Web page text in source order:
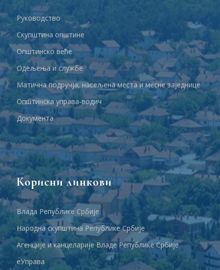
Руководство
Скупштина општине
Општинско веће
Одељења и службе
Матична подручја, насељена места и месне заједнице
Општинска управа-водич
Документа
Корисни линкови
Влада Републике Србије
Народна скупштина Републике Србије
Агенције и канцеларије Владе Републике Србије
еУправа